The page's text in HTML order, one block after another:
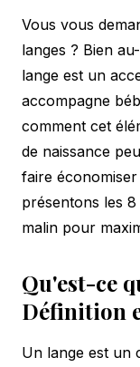
Vous vous
langes ? Bien
lange est un
accompagne
comment cet
de naissance
faire
présentons les
malin pour
Qu'est-ce
Définition
Un lange est un